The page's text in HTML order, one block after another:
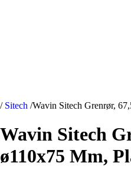
/ Sitech /Wavin Sitech Grenrør,
Wavin Sitech
ø110x75 Mm,